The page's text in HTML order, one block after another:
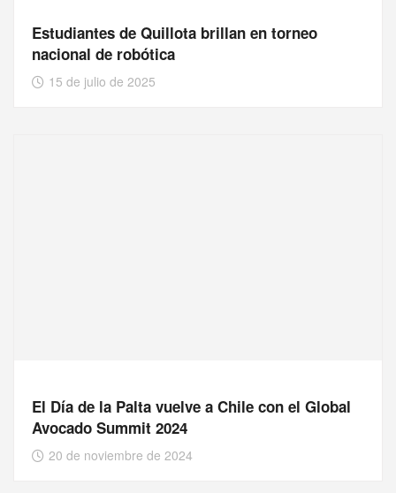
Estudiantes de Quillota brillan en torneo
nacional de robótica
15 de julio de 2025
El Día de la Palta vuelve a Chile con el Global
Avocado Summit 2024
20 de noviembre de 2024